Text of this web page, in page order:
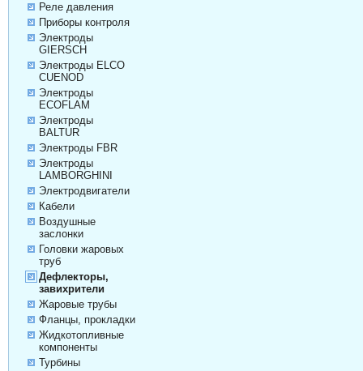
Реле давления
Приборы контроля
Электроды
GIERSCH
Электроды ELCO
CUENOD
Электроды
ECOFLAM
Электроды
BALTUR
Электроды FBR
Электроды
LAMBORGHINI
Электродвигатели
Кабели
Воздушные
заслонки
Головки жаровых
труб
Дефлекторы,
завихрители
Жаровые трубы
Фланцы, прокладки
Жидкотопливные
компоненты
Турбины